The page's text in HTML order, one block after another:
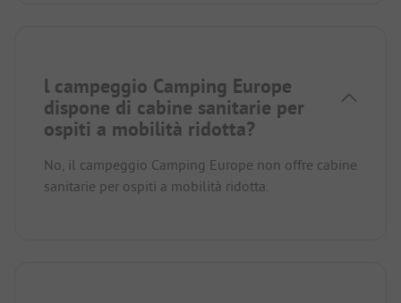
l campeggio Camping Europe
dispone di cabine sanitarie per
ospiti a mobilità ridotta?
No, il campeggio Camping Europe non offre cabine
sanitarie per ospiti a mobilità ridotta.